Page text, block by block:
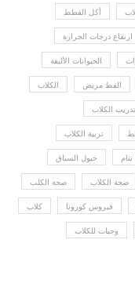
أكل القطط
ارتفاع درجات الحرارة
الحيوانات الأليفة
القط مريض الكلاب
تدريب الكلاب
تربية الكلاب
خيول السباق
صحة الكلاب صحة الكلب
فيروس كورونا كلاب
وجبات للكلاب